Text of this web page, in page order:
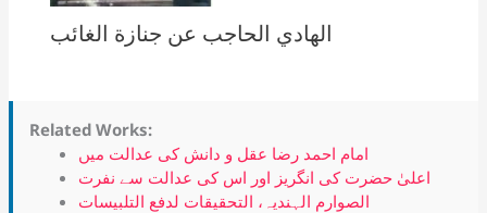
الهادي الحاجب عن جنازة الغائب
Related Works:
امام احمد رضا عقل و دانش کی عدالت میں
اعلیٰ حضرت کی انگریز اور اس کی عدالت سے نفرت
الصوارم الہندیہ، التحقیقات لدفع التلبیسات